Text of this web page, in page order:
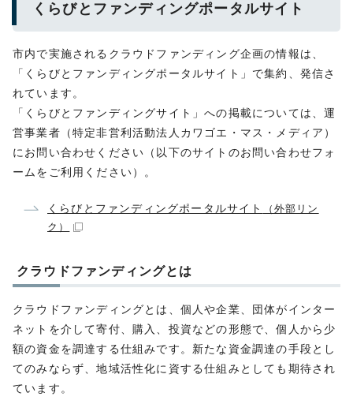
くらびとファンディングポータルサイト
市内で実施されるクラウドファンディング企画の情報は、
「くらびとファンディングポータルサイト」で集約、発信さ
れています。
「くらびとファンディングサイト」への掲載については、運
営事業者（特定非営利活動法人カワゴエ・マス・メディア）
にお問い合わせください（以下のサイトのお問い合わせフォ
ームをご利用ください）。
くらびとファンディングポータルサイト
（外部リン
ク）
クラウドファンディングとは
クラウドファンディングとは、個人や企業、団体がインター
ネットを介して寄付、購入、投資などの形態で、個人から少
額の資金を調達する仕組みです。新たな資金調達の手段とし
てのみならず、地域活性化に資する仕組みとしても期待され
ています。